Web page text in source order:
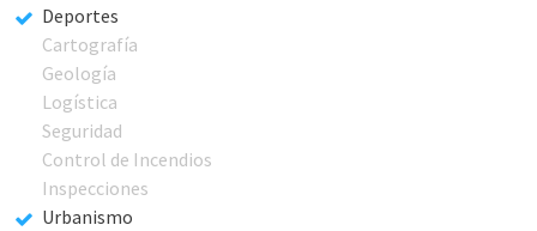
Deportes
Cartografía
Geología
Logística
Seguridad
Control de Incendios
Inspecciones
Urbanismo